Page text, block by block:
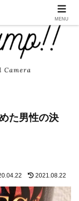
た男性の決
2021.08.22
MENU